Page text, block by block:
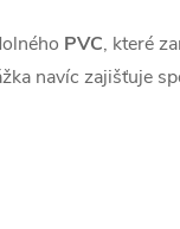
PVC, které
navíc zajišťuje